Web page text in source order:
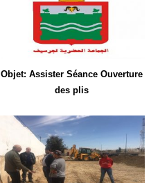
Objet: Assister Séance Ouverture
des plis